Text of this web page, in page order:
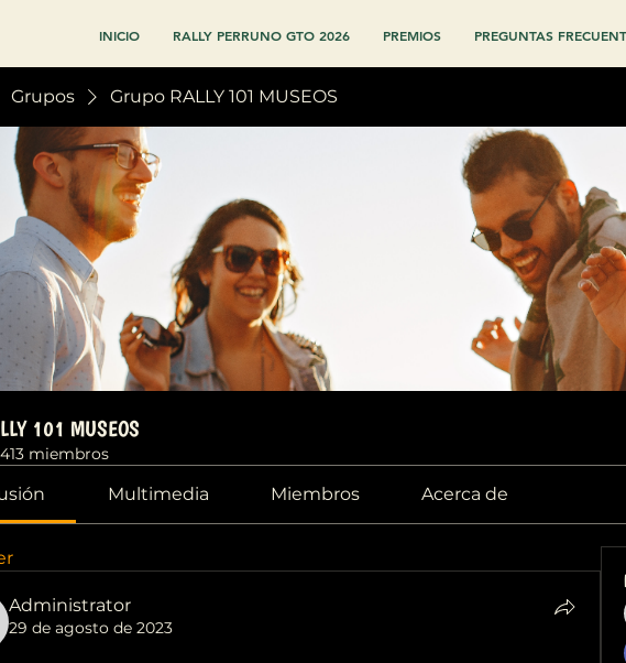
INICIO RALLY PERRUNO GTO 2026 PREMIOS PREGUNTAS
Grupos Grupo RALLY 101 MUSEOS
101 MUSEOS
413 miembros
Multimedia Miembros Acerca de
Administrator
29 de agosto de 2023